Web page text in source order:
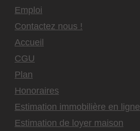
Emploi
Contactez nous !
Accueil
CGU
Plan
Honoraires
Estimation immobilière en ligne
Estimation de loyer maison